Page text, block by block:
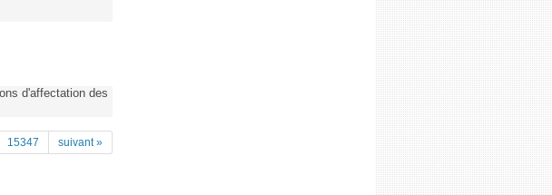
d'affectation des
15347 suivant »